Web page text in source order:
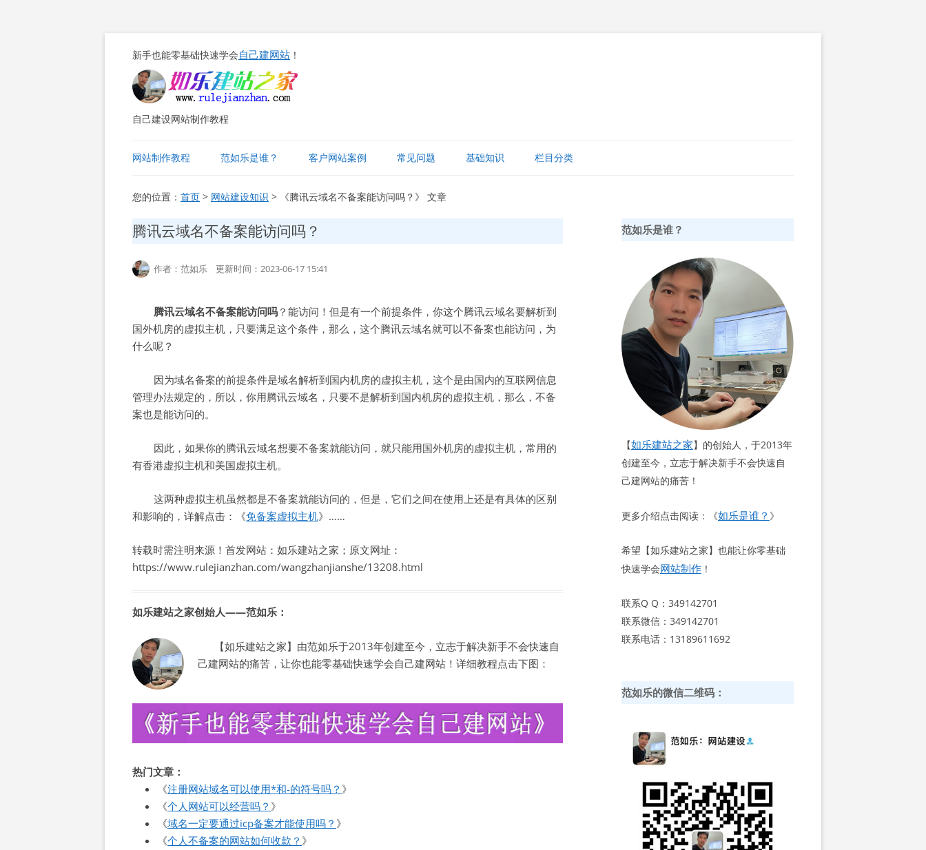
新手也能零基础快速学会自己建网站 ！
自己建设网站制作教程
至
正
网站制作教程 范如乐是谁？ 客户网站案例 常见问题 基础知识 栏目分类
虚拟主机空间
西部数码代理
CSS教程
兼职赚钱
您的位置： 首页 > 网站建设知识 > 《腾讯云域名不备案能访问吗？》 文章
腾讯云域名不备案能访问吗？
作者：范如乐 更新时间：2023-06-17 15:41
腾讯云域名不备案能访问吗？能访问！但是有一个前提条件，你这个腾讯云域名要解析到
国外机房的虚拟主机，只要满足这个条件，那么，这个腾讯云域名就可以不备案也能访问，为
什么呢？
因为域名备案的前提条件是域名解析到国内机房的虚拟主机，这个是由国内的互联网信息
管理办法规定的，所以，你用腾讯云域名，只要不是解析到国内机房的虚拟主机，那么，不备
案也是能访问的。
因此，如果你的腾讯云域名想要不备案就能访问，就只能用国外机房的虚拟主机，常用的
有香港虚拟主机和美国虚拟主机。
这两种虚拟主机虽然都是不备案就能访问的，但是，它们之间在使用上还是有具体的区别
和影响的，详解点击：《免备案虚拟主机》……
转载时需注明来源！首发网站：如乐建站之家；原文网址：
https://www.rulejianzhan.com/wangzhanjianshe/13208.html
如乐建站之家创始人——范如乐：
【如乐建站之家】由范如乐于2013年创建至今，立志于解决新手不会快速自
己建网站的痛苦，让你也能零基础快速学会自己建网站！详细教程点击下图：
热门文章：
《注册网站域名可以使用*和-的符号吗？ 》
《个人网站可以经营吗？ 》
《域名一定要通过icp备案才能使用吗？ 》
《个人不备案的网站如何收款？ 》
范如乐是谁？
【如乐建站之家】的创始人，于2013年
创建至今，立志于解决新手不会快速自
己建网站的痛苦！
更多介绍点击阅读：《如乐是谁？ 》
希望【如乐建站之家】也能让你零基础
快速学会网站制作 ！
联系Q Q：349142701
联系微信：349142701
联系电话：13189611692
范如乐的微信二维码：